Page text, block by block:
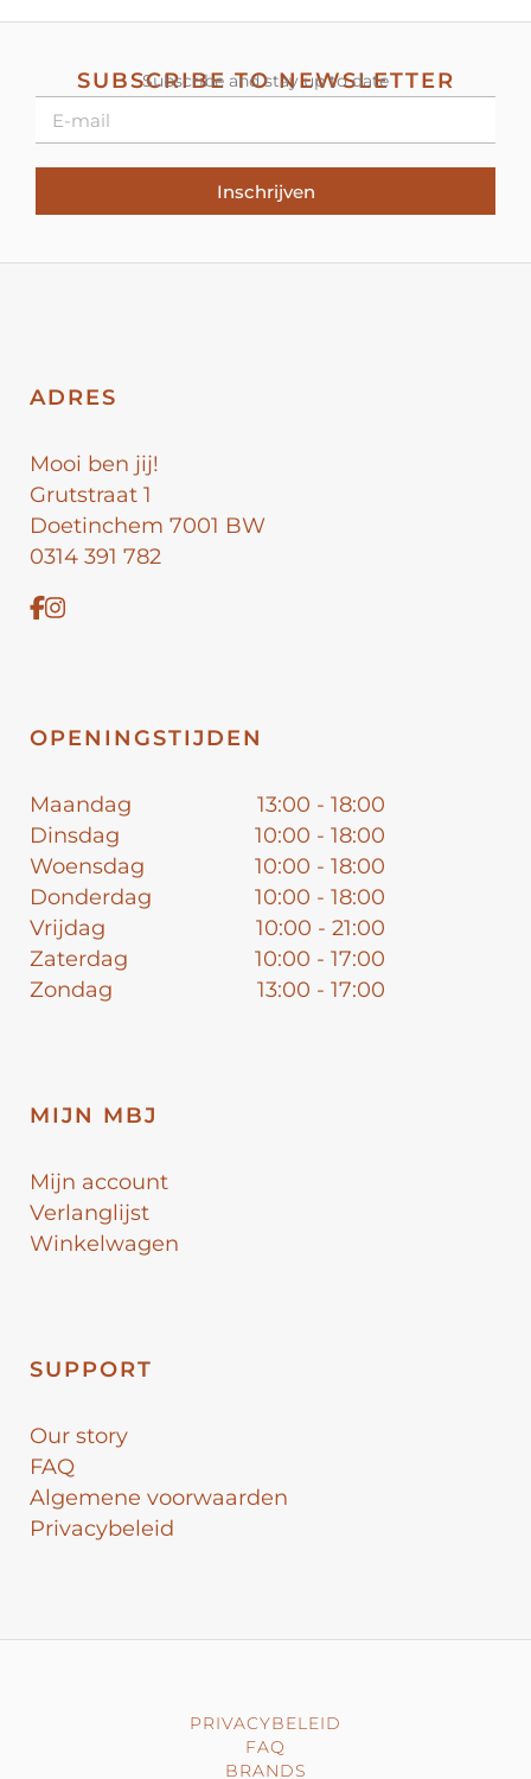
SUBSCRIBE TO NEWSLETTER
Subscribe and stay up to date
Inschrijven
ADRES
Mooi ben jij!
Grutstraat 1
Doetinchem 7001 BW
0314 391 782
OPENINGSTIJDEN
Maandag
13:00 - 18:00
Dinsdag
10:00 - 18:00
Woensdag
10:00 - 18:00
Donderdag
10:00 - 18:00
Vrijdag
10:00 - 21:00
Zaterdag
10:00 - 17:00
Zondag
13:00 - 17:00
MIJN MBJ
Mijn account
Verlanglijst
Winkelwagen
SUPPORT
Our story
FAQ
Algemene voorwaarden
Privacybeleid
PRIVACYBELEID
FAQ
BRANDS